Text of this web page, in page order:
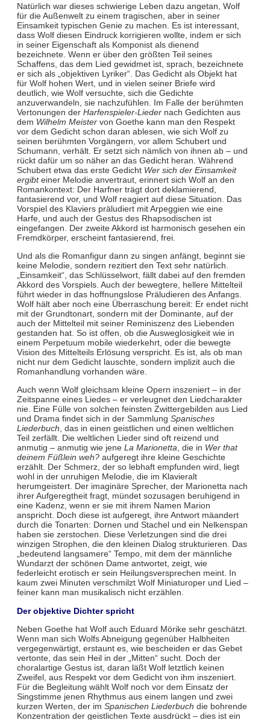
Natürlich war dieses schwierige Leben dazu angetan, Wolf
für die Außenwelt zu einem tragischen, aber in seiner
Einsamkeit typischen Genie zu machen. Es ist interessant,
dass Wolf diesen Eindruck korrigieren wollte, indem er sich
in seiner Eigenschaft als Komponist als dienend
bezeichnete. Wenn er über den größten Teil seines
Schaffens, das dem Lied gewidmet ist, sprach, bezeichnete
er sich als „objektiven Lyriker“. Das Gedicht als Objekt hat
für Wolf hohen Wert, und in vielen seiner Briefe wird
deutlich, wie Wolf versuchte, sich die Gedichte
anzuverwandeln, sie nachzufühlen. Im Falle der berühmten
Vertonungen der Harfenspieler-Liedernach Gedichten aus
dem Wilhelm Meistervon Goethe kann man den Respekt
vor dem Gedicht schon daran ablesen, wie sich Wolf zu
seinen berühmten Vorgängern, vor allem Schubert und
Schumann, verhält. Er setzt sich nämlich von ihnen ab – und
rückt dafür um so näher an das Gedicht heran. Während
Schubert etwa das erste Gedicht Wer sich der Einsamkeit
ergibteiner Melodie anvertraut, erinnert sich Wolf an den
Romankontext: Der Harfner trägt dort deklamierend,
fantasierend vor, und Wolf reagiert auf diese Situation. Das
Vorspiel des Klaviers präludiert mit Arpeggien wie eine
Harfe, und auch der Gestus des Rhapsodischen ist
eingefangen. Der zweite Akkord ist harmonisch gesehen ein
Fremdkörper, erscheint fantasierend, frei.
Und als die Romanfigur dann zu singen anfängt, beginnt sie
keine Melodie, sondern rezitiert den Text sehr natürlich.
„Einsamkeit“, das Schlüsselwort, fällt dabei auf den fremden
Akkord des Vorspiels. Auch der bewegtere, hellere Mittelteil
führt wieder in das hoffnungslose Präludieren des Anfangs.
Wolf hält aber noch eine Überraschung bereit: Er endet nicht
mit der Grundtonart, sondern mit der Dominante, auf der
auch der Mittelteil mit seiner Reminiszenz des Liebenden
gestanden hat. So ist offen, ob die Ausweglosigkeit wie in
einem Perpetuum mobile wiederkehrt, oder die bewegte
Vision des Mittelteils Erlösung verspricht. Es ist, als ob man
nicht nur dem Gedicht lauschte, sondern implizit auch die
Romanhandlung vorhanden wäre.
Auch wenn Wolf gleichsam kleine Opern inszeniert – in der
Zeitspanne eines Liedes – er verleugnet den Liedcharakter
nie. Eine Fülle von solchen feinsten Zwittergebilden aus Lied
und Drama findet sich in der Sammlung Spanisches
Liederbuch, das in einen geistlichen und einen weltlichen
Teil zerfällt. Die weltlichen Lieder sind oft reizend und
anmutig – anmutig wie jene La Marionetta, die in Wer that
deinem Füßlein weh?aufgeregt ihre kleine Geschichte
erzählt. Der Schmerz, der so lebhaft empfunden wird, liegt
wohl in der unruhigen Melodie, die im Klavieralt
herumgeistert. Der imaginäre Sprecher, der Marionetta nach
ihrer Aufgeregtheit fragt, mündet sozusagen beruhigend in
eine Kadenz, wenn er sie mit ihrem Namen Marion
anspricht. Doch diese ist aufgeregt, ihre Antwort mäandert
durch die Tonarten: Dornen und Stachel und ein Nelkenspan
haben sie zerstochen. Diese Verletzungen sind die drei
winzigen Strophen, die den kleinen Dialog strukturieren. Das
„bedeutend langsamere“ Tempo, mit dem der männliche
Wundarzt der schönen Dame antwortet, zeigt, wie
federleicht erotisch er sein Heilungsversprechen meint. In
kaum zwei Minuten verschmilzt Wolf Miniaturoper und Lied –
feiner kann man musikalisch nicht erzählen.
Der objektive Dichter spricht
Neben Goethe hat Wolf auch Eduard Mörike sehr geschätzt.
Wenn man sich Wolfs Abneigung gegenüber Halbheiten
vergegenwärtigt, erstaunt es, wie bescheiden er das Gebet
vertonte, das sein Heil in der „Mitten“ sucht. Doch der
choralartige Gestus ist, daran läßt Wolf letztlich keinen
Zweifel, aus Respekt vor dem Gedicht von ihm inszeniert.
Für die Begleitung wählt Wolf noch vor dem Einsatz der
Singstimme jenen Rhythmus aus einem langen und zwei
kurzen Werten, der im Spanischen Liederbuch die bohrende
Konzentration der geistlichen Texte ausdrückt – dies ist ein